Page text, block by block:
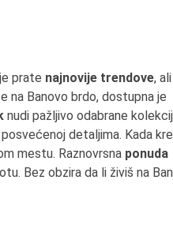
prate najnovije trendove,
na Banovo brdo, dostupna je
nudi pažljivo odabrane
posvećenoj detaljima. Kada
mestu. Raznovrsna ponuda
Bez obzira da li živiš na